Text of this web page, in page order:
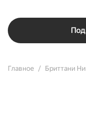
Главное Бриттани